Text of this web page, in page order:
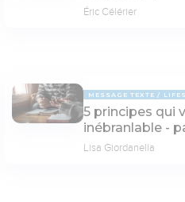
Éric Célérier
MESSAGE TEXTE
5 principes qui
inébranlable -
Lisa Giordanella